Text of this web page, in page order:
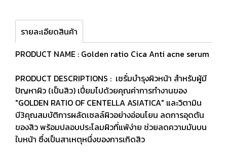
รายละเอียดสินค้า
PRODUCT NAME : Golden ratio Cica Anti acne serum
PRODUCT DESCRIPTIONS : เซรั่มบำรุงผิวหน้า สำหรับผู้มี
ปัญหาผิว (เป็นสิว) เปี่ยมไปด้วยคุณค่าการทำงานของ
"GOLDEN RATIO OF CENTELLA ASIATICA" และวิตามิน
บี3คุณสมบัติการผลัดเซลล์ผิวอย่างอ่อนโยน ลดการอุดตัน
ของสิว พร้อมปลอบประโลมผิวที่แพ้ง่าย ช่วยลดความมันบน
ใบหน้า ซึ่งเป็นสาเหตุหนึ่งของการเกิดสิว